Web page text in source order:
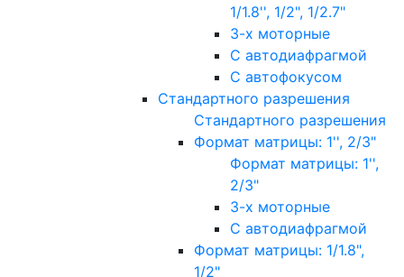
1/1.8'', 1/2", 1/2.7"
3-х моторные
С автодиафрагмой
С автофокусом
Стандартного разрешения
Стандартного разрешения
Формат матрицы: 1'', 2/3"
Формат матрицы: 1'',
2/3"
3-х моторные
С автодиафрагмой
Формат матрицы: 1/1.8",
1/2"